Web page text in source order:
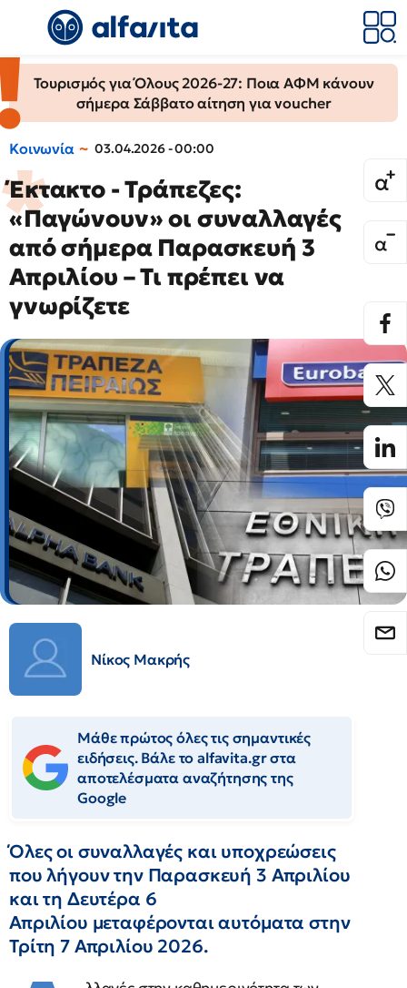
Τουρισμός για Όλους 2026-27: Ποια ΑΦΜ κάνουν
σήμερα Σάββατο αίτηση για voucher
Κοινωνία 03.04.2026 - 00:00
Έκτακτο - Τράπεζες:
«Παγώνουν» οι συναλλαγές
από σήμερα Παρασκευή 3
Απριλίου – Τι πρέπει να
γνωρίζετε
Νίκος Μακρής
Μάθε πρώτος όλες τις σημαντικές
ειδήσεις. Βάλε το alfavita.gr στα
αποτελέσματα αναζήτησης της
Google
Όλες οι συναλλαγές και υποχρεώσεις
που λήγουν την Παρασκευή 3 Απριλίου
και τη Δευτέρα 6
Απριλίου μεταφέρονται αυτόματα στην
Τρίτη 7 Απριλίου 2026.